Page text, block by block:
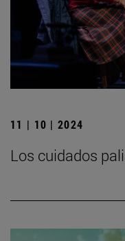
11 | 10 | 2024
Los cuidados